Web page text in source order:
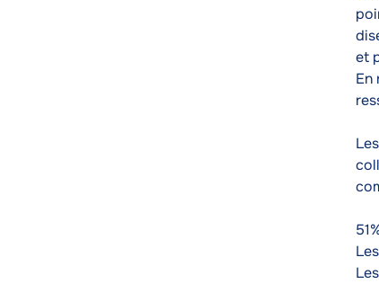
et
En